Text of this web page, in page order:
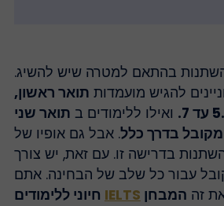
בהתאם למטרה שיש להשיג.
להגיש מועמדותתואר ראשון,
ואילו ללימודים בתואר שני
. אבל גם אופיו של
בדרישה זו. עם זאת, יש צורך
עבור כל שלב של הבחינה. אתם
המבחןIELTSחיוני ללימודים